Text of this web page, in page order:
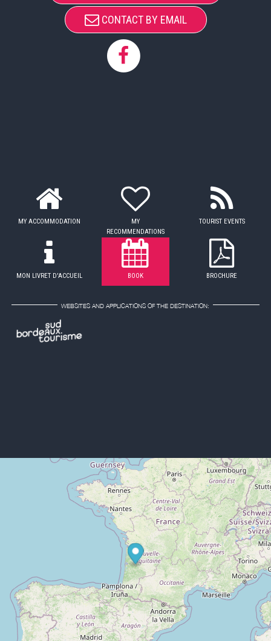
CONTACT BY EMAIL
MY ACCOMMODATION
MY
RECOMMENDATIONS
TOURIST EVENTS
MON LIVRET D'ACCUEIL BOOK BROCHURE
WEBSITES AND APPLICATIONS OF THE DESTINATION: